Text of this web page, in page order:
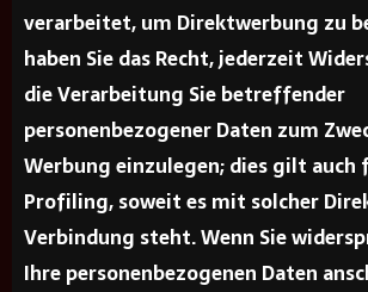
verarbeitet, um Direktwerbung zu
haben Sie das Recht, jederzeit
die Verarbeitung Sie betreffender
personenbezogener Daten zum
Werbung einzulegen; dies gilt auch
Profiling, soweit es mit solcher
Verbindung steht. Wenn Sie
Ihre personenbezogenen Daten